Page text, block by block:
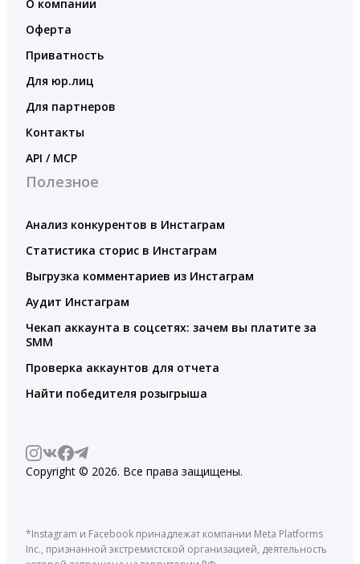
О компании
Оферта
Приватность
Для юр.лиц
Для партнеров
Контакты
API / MCP
Полезное
Анализ конкурентов в Инстаграм
Статистика сторис в Инстаграм
Выгрузка комментариев из Инстаграм
Аудит Инстаграм
Чекап аккаунта в соцсетях: зачем вы платите за
SMM
Проверка аккаунтов для отчета
Найти победителя розыгрыша
Copyright © 2026. Все права защищены.
*Instagram и Facebook принадлежат компании Meta Platforms
Inc., признанной экстремистской организацией, деятельность